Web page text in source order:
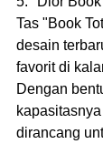
Tas "Book
desain
favorit di
Dengan
dirancang